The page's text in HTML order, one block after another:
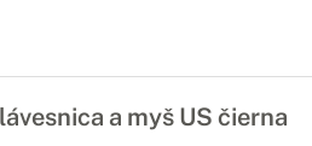
a myš US čierna